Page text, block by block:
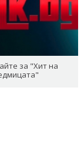
за "Хит на